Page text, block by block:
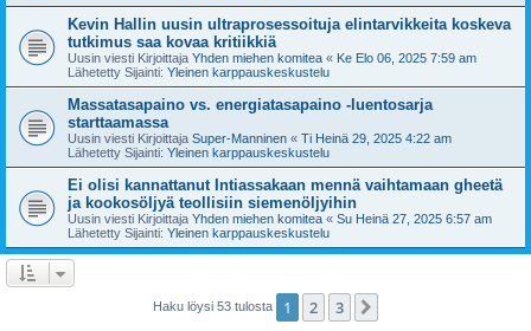
Kevin Hallin uusin ultraprosessoituja elintarvikkeita koskeva
tutkimus saa kovaa kritiikkiä
Uusin viesti Kirjoittaja Yhden miehen komitea « Ke Elo 06, 2025 7:59 am
Lähetetty Sijainti: Yleinen karppauskeskustelu
Massatasapaino vs. energiatasapaino -luentosarja
starttaamassa
Uusin viesti Kirjoittaja Super-Manninen « Ti Heinä 29, 2025 4:22 am
Lähetetty Sijainti: Yleinen karppauskeskustelu
Ei olisi kannattanut Intiassakaan mennä vaihtamaan gheetä
ja kookosöljyä teollisiin siemenöljyihin
Uusin viesti Kirjoittaja Yhden miehen komitea « Su Heinä 27, 2025 6:57 am
Lähetetty Sijainti: Yleinen karppauskeskustelu
Haku löysi 53 tulosta 1 2 3